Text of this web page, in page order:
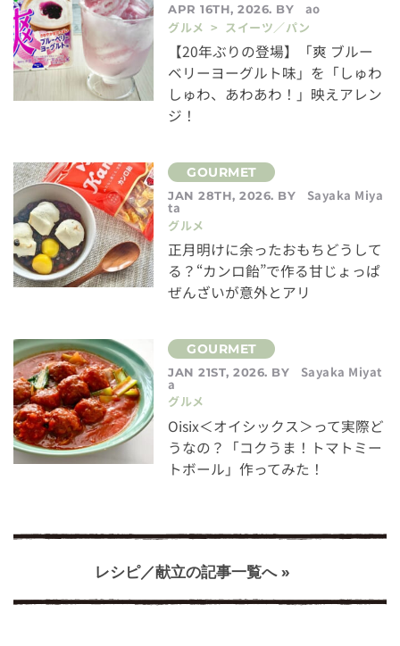
APR 16TH, 2026. BY
ao
グルメ > スイーツ／パン
【20年ぶりの登場】「爽 ブルー
ベリーヨーグルト味」を「しゅわ
しゅわ、あわあわ！」映えアレン
ジ！
JAN 28TH, 2026. BY Sayaka Miya
ta
グルメ
正月明けに余ったおもちどうして
る？“カンロ飴”で作る甘じょっぱ
ぜんざいが意外とアリ
JAN 21ST, 2026. BY Sayaka Miyat
a
グルメ
Oisix＜オイシックス＞って実際ど
うなの？「コクうま！トマトミー
トボール」作ってみた！
レシピ／献立の記事一覧へ »